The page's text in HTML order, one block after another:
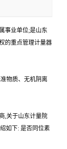
事业单位;是山东
的重点管理计量器
物质、无机阴离
,关于山东计量院
如下: 是否同位素